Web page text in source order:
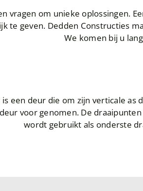
vragen om unieke oplossingen.
te geven. Dedden Constructies
We komen bij u
is een deur die om zijn verticale
voor genomen. De
wordt gebruikt als onderste